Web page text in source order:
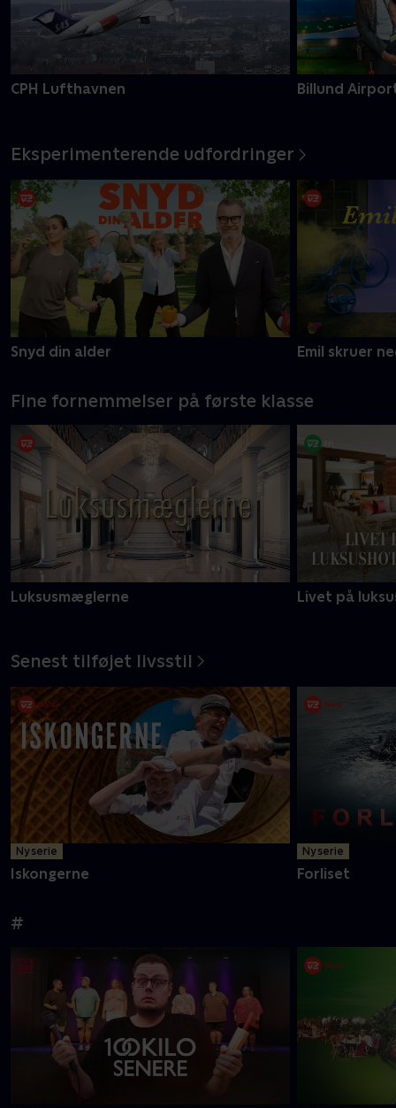
CPH Lufthavnen Billund
Eksperimenterende udfordringer
Snyd din alder Emil skruer
Fine fornemmelser på første klasse
Luksusmæglerne Livet på
Senest tilføjet livsstil
Ny serie
Iskongerne
Ny serie
Forliset
#